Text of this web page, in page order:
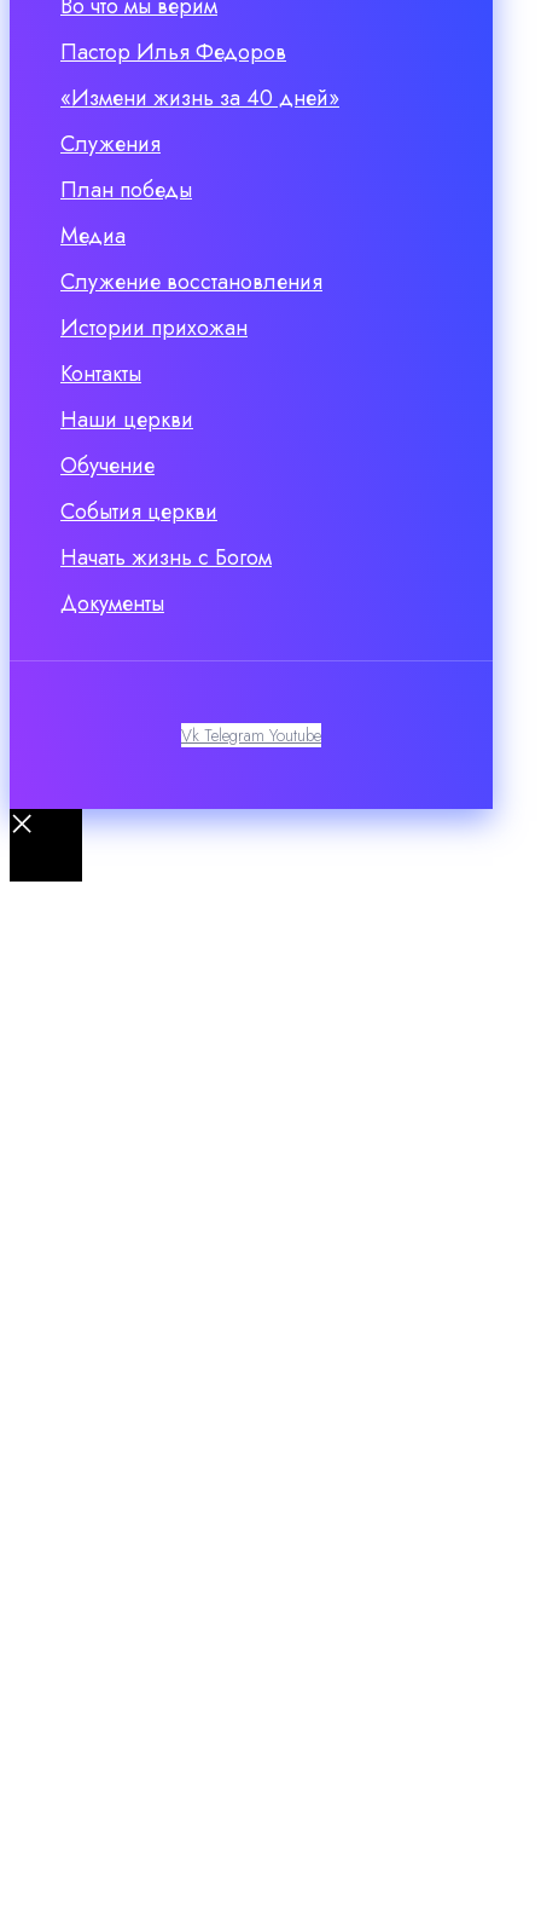
Пастор Илья Федоров
«Измени жизнь за 40 дней»
Служения
План победы
Медиа
Служение восстановления
Истории прихожан
Контакты
Наши церкви
Обучение
События церкви
Начать жизнь с Богом
Документы
Vk Telegram Youtube